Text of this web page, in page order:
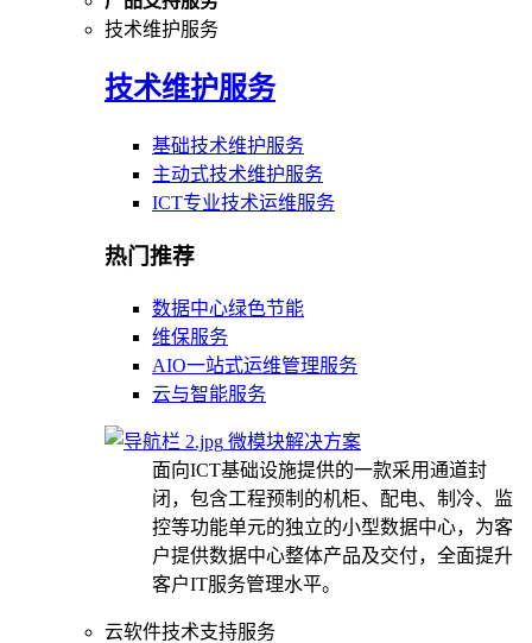
技术维护服务
技术维护服务
基础技术维护服务
主动式技术维护服务
ICT专业技术运维服务
热门推荐
数据中心绿色节能
维保服务
AIO一站式运维管理服务
云与智能服务
微模块解决方案
面向ICT基础设施提供的一款采用通道封
闭，包含工程预制的机柜、配电、制冷、监
控等功能单元的独立的小型数据中心，为客
户提供数据中心整体产品及交付，全面提升
客户IT服务管理水平。
云软件技术支持服务